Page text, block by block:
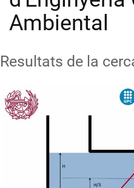
Ambiental
Resultats de la